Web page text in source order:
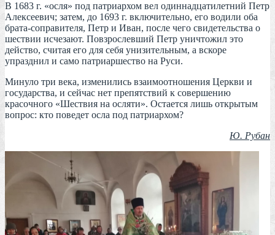
В 1683 г. «осля» под патриархом вел одиннадцатилетний Петр
Алексеевич; затем, до 1693 г. включительно, его водили оба
брата-соправителя, Петр и Иван, после чего свидетельства о
шествии исчезают. Повзрослевший Петр уничтожил это
действо, считая его для себя унизительным, а вскоре
упразднил и само патриаршество на Руси.
Минуло три века, изменились взаимоотношения Церкви и
государства, и сейчас нет препятствий к совершению
красочного «Шествия на осляти». Остается лишь открытым
вопрос: кто поведет осла под патриархом?
Ю. Рубан